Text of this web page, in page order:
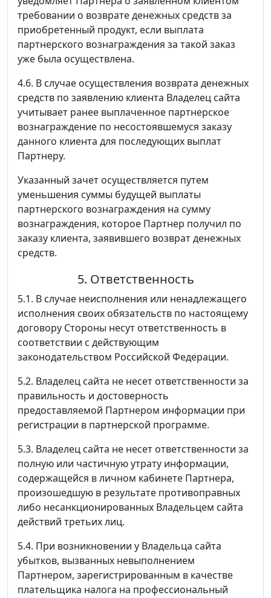
требовании о возврате денежных средств за
приобретенный продукт, если выплата
партнерского вознаграждения за такой заказ
уже была осуществлена.
4.6. В случае осуществления возврата денежных
средств по заявлению клиента Владелец сайта
учитывает ранее выплаченное партнерское
вознаграждение по несостоявшемуся заказу
данного клиента для последующих выплат
Партнеру.
Указанный зачет осуществляется путем
уменьшения суммы будущей выплаты
партнерского вознаграждения на сумму
вознаграждения, которое Партнер получил по
заказу клиента, заявившего возврат денежных
средств.
5. Ответственность
5.1. В случае неисполнения или ненадлежащего
исполнения своих обязательств по настоящему
договору Стороны несут ответственность в
соответствии с действующим
законодательством Российской Федерации.
5.2. Владелец сайта не несет ответственности за
правильность и достоверность
предоставляемой Партнером информации при
регистрации в партнерской программе.
5.3. Владелец сайта не несет ответственности за
полную или частичную утрату информации,
содержащейся в личном кабинете Партнера,
произошедшую в результате противоправных
либо несанкционированных Владельцем сайта
действий третьих лиц.
5.4. При возникновении у Владельца сайта
убытков, вызванных невыполнением
Партнером, зарегистрированным в качестве
плательщика налога на профессиональный